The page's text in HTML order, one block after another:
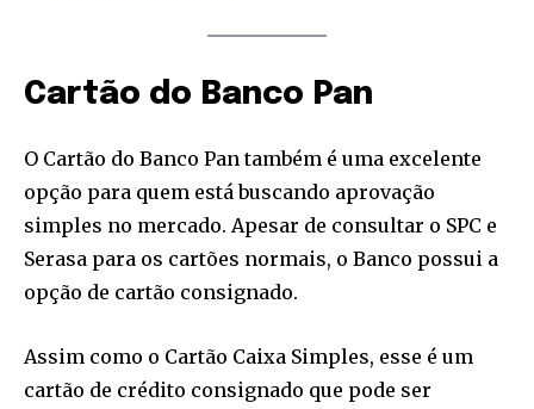
Join our community of
SUBSCRIBERS and be part of the
conversation.
Cartão do Banco Pan
O Cartão do Banco Pan também é uma excelente
opção para quem está buscando aprovação
simples no mercado. Apesar de consultar o SPC e
Serasa para os cartões normais, o Banco possui a
opção de cartão consignado.
Assim como o Cartão Caixa Simples, esse é um
cartão de crédito consignado que pode ser